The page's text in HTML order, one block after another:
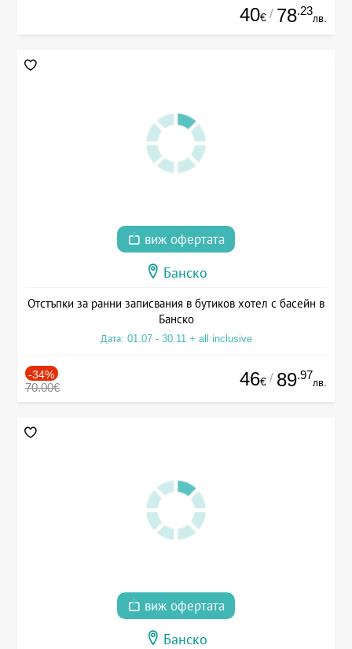
40€ / 78.23
лв.
виж офертата
Банско
Отстъпки за ранни записвания в бутиков хотел с басейн в
Банско
Дата: 01.07 - 30.11 + all inclusive
-34%
70.00€ 46€ / 89.97
лв.
виж офертата
Банско